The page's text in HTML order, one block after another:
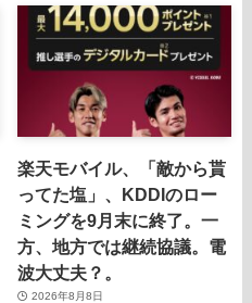
楽天モバイル、「敵から貰
ってた塩」、KDDIのロー
ミングを9月末に終了。一
方、地方では継続協議。電
波大丈夫？。
2026年8月8日